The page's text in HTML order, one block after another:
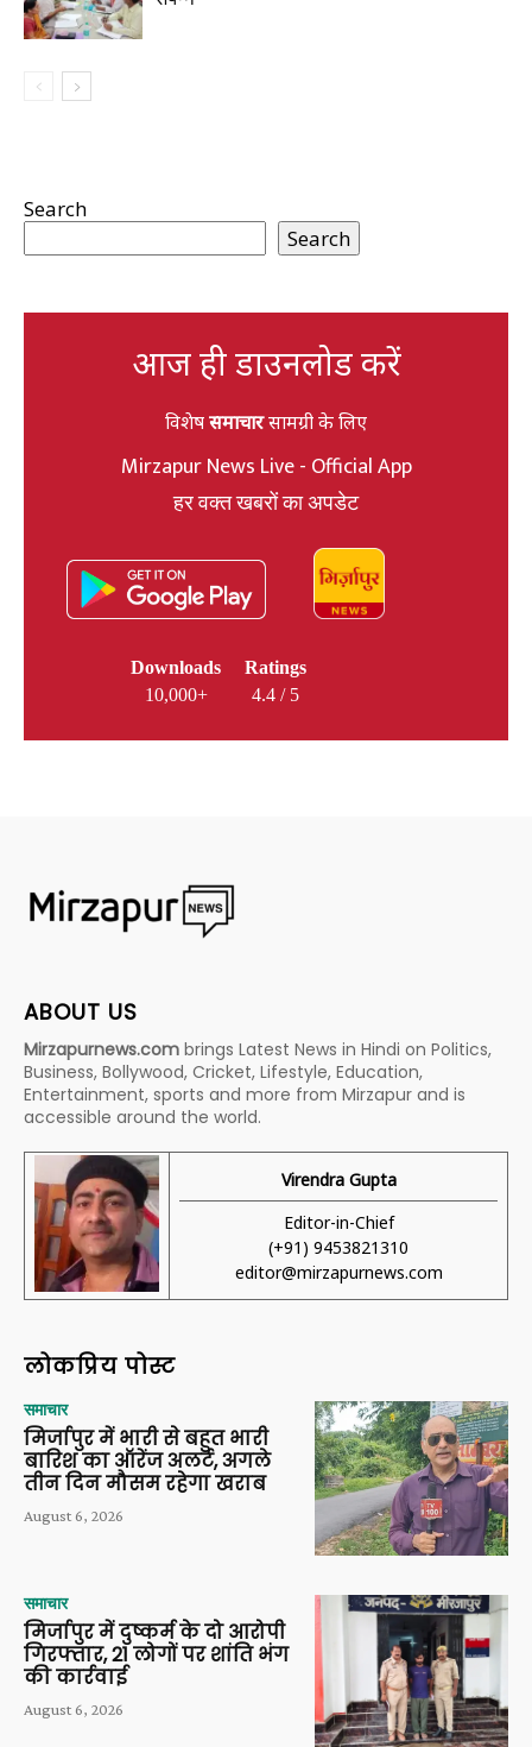
Search
Search
आज ही डाउनलोड करें
विशेषसमाचारसामग्री के लिए
Mirzapur News Live - Official App
हर वक्त खबरों का अपडेट
Downloads
10,000+
Ratings
4.4 / 5
ABOUT US
Mirzapurnews.com brings Latest News in Hindi on Politics,
Business, Bollywood, Cricket, Lifestyle, Education,
Entertainment, sports and more from Mirzapur and is
accessible around the world.
Virendra Gupta
Editor-in-Chief
(+91) 9453821310
editor@mirzapurnews.com
लोकप्रिय पोस्ट
समाचार
मिर्जापुर में भारी से बहुत भारी
बारिश का ऑरेंज अलर्ट, अगले
तीन दिन मौसम रहेगा खराब
August 6, 2026
समाचार
मिर्जापुर में दुष्कर्म के दो आरोपी
गिरफ्तार, 21 लोगों पर शांति भंग
की कार्रवाई
August 6, 2026